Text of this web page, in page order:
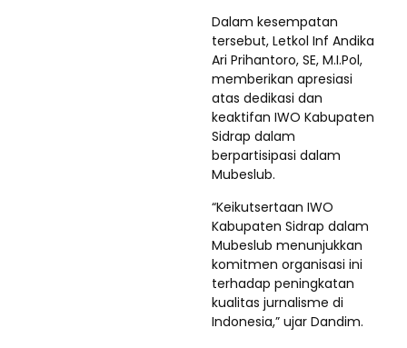
Dalam kesempatan
tersebut, Letkol Inf Andika
Ari Prihantoro, SE, M.I.Pol,
memberikan apresiasi
atas dedikasi dan
keaktifan IWO Kabupaten
Sidrap dalam
berpartisipasi dalam
Mubeslub.
“Keikutsertaan IWO
Kabupaten Sidrap dalam
Mubeslub menunjukkan
komitmen organisasi ini
terhadap peningkatan
kualitas jurnalisme di
Indonesia,” ujar Dandim.